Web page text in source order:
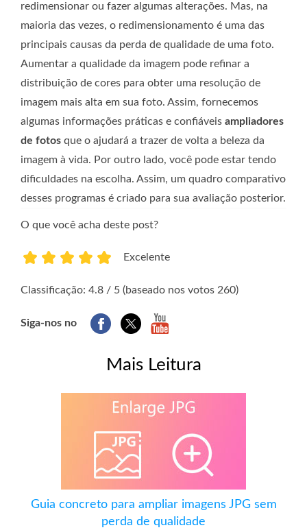
redimensionar ou fazer algumas alterações. Mas, na
maioria das vezes, o redimensionamento é uma das
principais causas da perda de qualidade de uma foto.
Aumentar a qualidade da imagem pode refinar a
distribuição de cores para obter uma resolução de
imagem mais alta em sua foto. Assim, fornecemos
algumas informações práticas e confiáveis ampliadores
de fotos que o ajudará a trazer de volta a beleza da
imagem à vida. Por outro lado, você pode estar tendo
dificuldades na escolha. Assim, um quadro comparativo
desses programas é criado para sua avaliação posterior.
O que você acha deste post?
Excelente
Classificação: 4.8 / 5 (baseado nos votos 260)
Siga-nos no
Mais Leitura
Guia concreto para ampliar imagens JPG sem
perda de qualidade